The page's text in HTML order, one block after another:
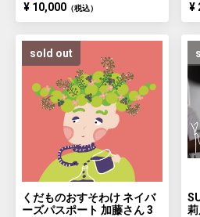
¥ 10,000 （税込） ¥
sold out
くだものおすそわけ ネイバ
ーズパスポート 加藤さん 3